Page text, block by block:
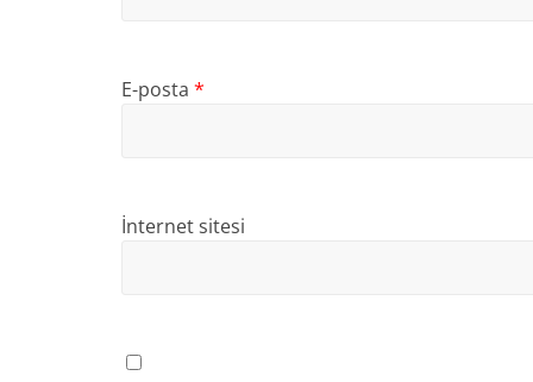
E-posta *
İnternet sitesi